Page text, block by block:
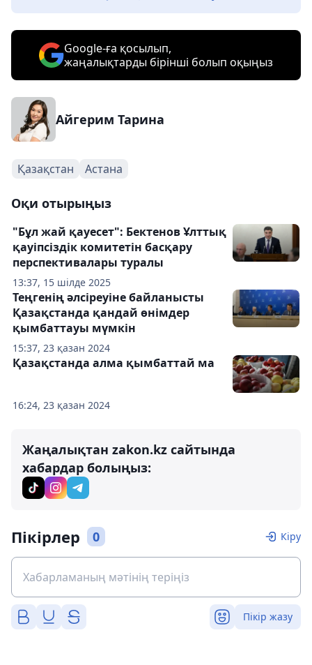
Google-ға қосылып,
жаңалықтарды бірінші болып оқыңыз
Айгерим Тарина
Қазақстан Астана
Оқи отырыңыз
13:37, 15 шілде 2025
"Бұл жай қауесет": Бектенов Ұлттық
қауіпсіздік комитетін басқару
перспективалары туралы
15:37, 23 қазан 2024
Теңгенің әлсіреуіне байланысты
Қазақстанда қандай өнімдер
қымбаттауы мүмкін
16:24, 23 қазан 2024
Қазақстанда алма қымбаттай ма
Жаңалықтан zakon.kz сайтында
хабардар болыңыз:
Пікірлер 0 Кіру
Пікір жазу